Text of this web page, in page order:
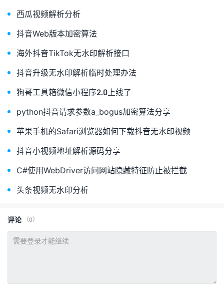
西瓜视频解析分析
抖音Web版本加密算法
海外抖音TikTok无水印解析接口
抖音升级无水印解析临时处理办法
狗哥工具箱微信小程序2.0上线了
python抖音请求参数a_bogus加密算法分享
苹果手机的Safari浏览器如何下载抖音无水印视频
抖音小视频地址解析源码分享
C#使用WebDriver访问网站隐藏特征防止被拦截
头条视频无水印分析
评论（0）